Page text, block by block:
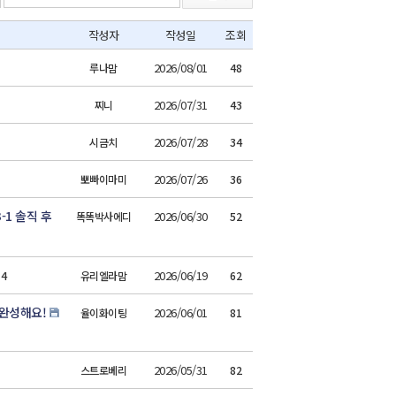
작성자 작성일 조회
루나맘 2026/08/01 48
찌니 2026/07/31 43
시금치 2026/07/28 34
뽀빠이마미 2026/07/26 36
1 솔직 후 똑똑박사에디 2026/06/30 52
유리엘라맘 2026/06/19 62
성해요! 율이화이팅 2026/06/01 81
스트로베리 2026/05/31 82